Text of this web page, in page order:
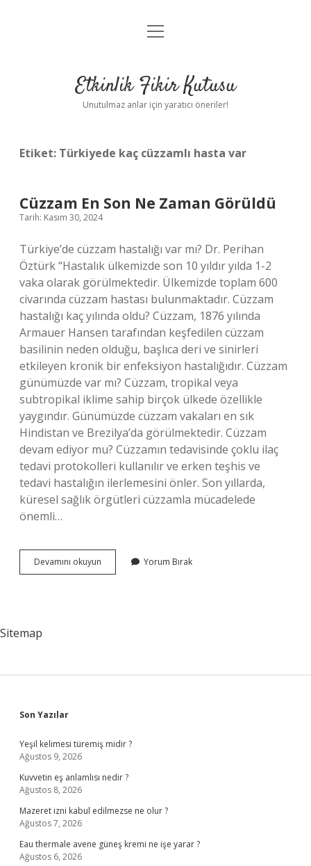
Anasayfa
Yasal Uyarı
menüyü
Etkinlik Fikir Kutusu
Unutulmaz anlar için yaratıcı öneriler!
Etiket: Türkiyede kaç cüzzamlı hasta var
Cüzzam En Son Ne Zaman Görüldü
Tarih: Kasım 30, 2024
Türkiye’de cüzzam hastalığı var mı? Dr. Perihan
Öztürk “Hastalık ülkemizde son 10 yıldır yılda 1-2
vaka olarak görülmektedir. Ülkemizde toplam 600
civarında cüzzam hastası bulunmaktadır. Cüzzam
hastalığı kaç yılında oldu? Cüzzam, 1876 yılında
Armauer Hansen tarafından keşfedilen cüzzam
basilinin neden olduğu, başlıca deri ve sinirleri
etkileyen kronik bir enfeksiyon hastalığıdır. Cüzzam
günümüzde var mı? Cüzzam, tropikal veya
subtropikal iklime sahip birçok ülkede özellikle
yaygındır. Günümüzde cüzzam vakaları en sık
Hindistan ve Brezilya’da görülmektedir. Cüzzam
devam ediyor mu? Cüzzamın tedavisinde çoklu ilaç
tedavi protokolleri kullanılır ve erken teşhis ve
tedavi hastalığın ilerlemesini önler. Son yıllarda,
küresel sağlık örgütleri cüzzamla mücadelede
önemli…
Devamını okuyun Cüzzam
En
Yorum Bırak
Sitemap
Sidebar
Son Yazılar
Yeşil kelimesi türemiş midir ?
Ağustos 9, 2026
Kuvvetin eş anlamlısı nedir ?
Ağustos 8, 2026
Mazeret izni kabul edilmezse ne olur ?
Ağustos 7, 2026
Eau thermale avene güneş kremi ne işe yarar ?
Ağustos 6, 2026